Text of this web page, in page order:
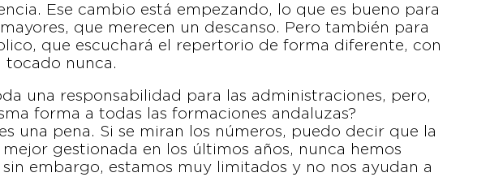
Ese cambio está empezando, lo que es bueno para
que merecen un descanso. Pero también para
que escuchará el repertorio de forma diferente, con
tocado nunca.
una responsabilidad para las administraciones, pero,
forma a todas las formaciones andaluzas?
una pena. Si se miran los números, puedo decir que la
gestionada en los últimos años, nunca hemos
embargo, estamos muy limitados y no nos ayudan a